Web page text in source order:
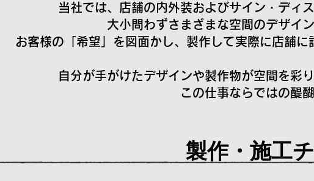
当社では、店舗の内外装およびサイン・ディ
大小問わずさまざまな空間のデザイ
お客様の「希望」を図面かし、製作して実際に店舗に
自分が手がけたデザインや製作物が空間を彩
この仕事ならではの醍醐
製作・施工